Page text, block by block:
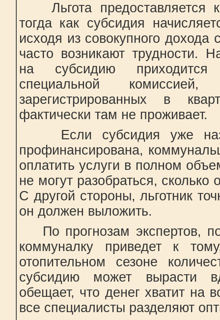
Льгота предоставляется
тогда как субсидия
исходя из совокупного
часто возникают трудности.
на субсидию приходится
специальной
зарегистрированных в
фактически там не проживает.
Если субсидия уже
профинансирована,
оплатить услуги в полном
не могут разобраться,
С другой стороны, льготник
он должен выложить.
По прогнозам экспертов,
коммуналку приведет к
отопительном сезоне
субсидию может вырасти
обещает, что денег хватит на
все специалисты разделяют